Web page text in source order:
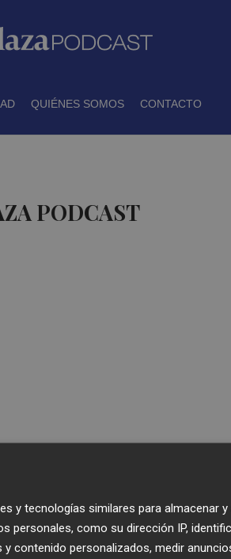
QUIÉNES SOMOS CONTACTO
PODCAST
y tecnologías similares para almacenar y
personales, como su dirección IP,
contenido personalizados, medir